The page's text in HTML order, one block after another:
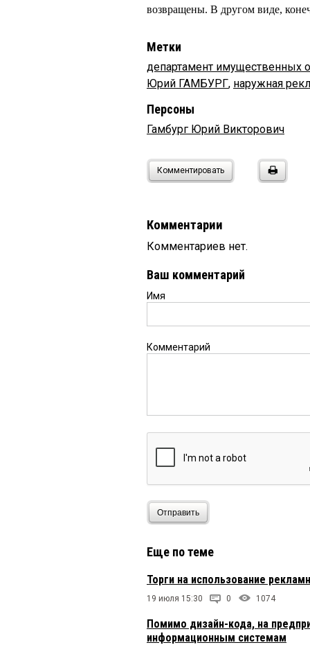
возвращены. В другом виде,
Метки
департамент имущественных
Юрий ГАМБУРГ, наружная
Персоны
Гамбург Юрий Викторович
Комментировать
Комментарии
Комментариев нет.
Ваш комментарий
Имя
Комментарий
Отправить
Еще по теме
Торги на использование
19 июля 15:30 0 1074
Помимо дизайн-кода, на
информационным системам